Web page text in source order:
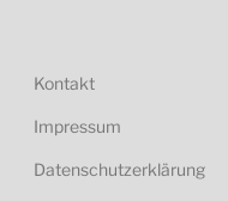
Kontakt
Impressum
Datenschutzerklärung